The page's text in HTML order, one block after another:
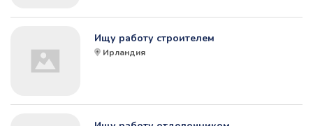
Ищу работу строителем
Ирландия